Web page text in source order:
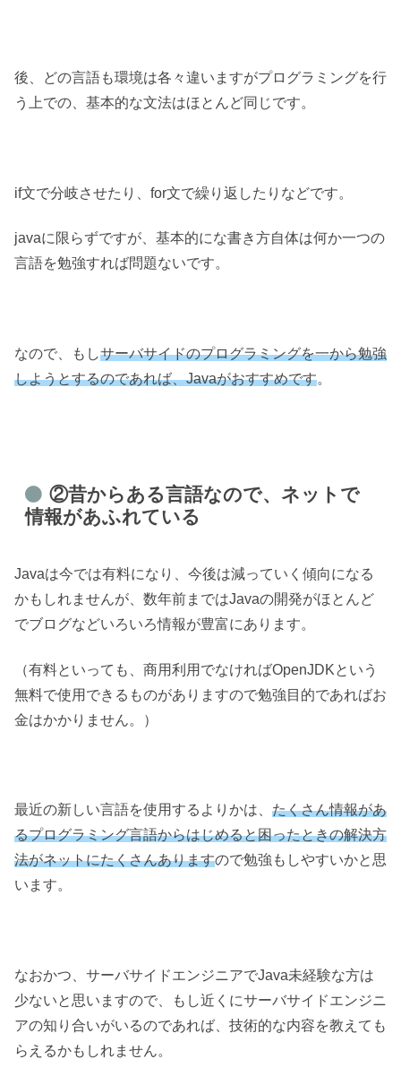
後、どの言語も環境は各々違いますがプログラミングを行
う上での、基本的な文法はほとんど同じです。
if文で分岐させたり、for文で繰り返したりなどです。
javaに限らずですが、基本的にな書き方自体は何か一つの
言語を勉強すれば問題ないです。
なので、もしサーバサイドのプログラミングを一から勉強
しようとするのであれば、Javaがおすすめです。
②昔からある言語なので、ネットで
情報があふれている
Javaは今では有料になり、今後は減っていく傾向になる
かもしれませんが、数年前まではJavaの開発がほとんど
でブログなどいろいろ情報が豊富にあります。
（有料といっても、商用利用でなければOpenJDKという
無料で使用できるものがありますので勉強目的であればお
金はかかりません。）
最近の新しい言語を使用するよりかは、 たくさん情報があ
るプログラミング言語からはじめると困ったときの解決方
法がネットにたくさんありますので勉強もしやすいかと思
います。
なおかつ、サーバサイドエンジニアでJava未経験な方は
少ないと思いますので、もし近くにサーバサイドエンジニ
アの知り合いがいるのであれば、技術的な内容を教えても
らえるかもしれません。